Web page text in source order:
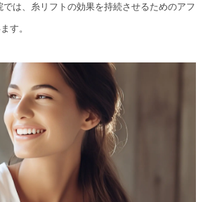
では、糸リフトの効果を持続させるためのアフ
す。